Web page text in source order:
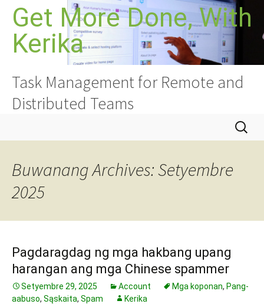
Lumaktaw
nilalaman
Get More Done, With
Kerika
Task Management for Remote and
Distributed Teams
Hanapin
ang:
Buwanang Archives: Setyembre
2025
Pagdaragdag ng mga hakbang upang
harangan ang mga Chinese spammer
Setyembre 29, 2025 Account Mga koponan, Pang-
aabuso, Sąskaita, Spam Kerika